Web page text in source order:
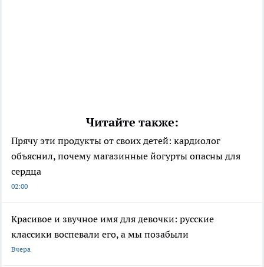
Читайте также:
Прячу эти продукты от своих детей: кардиолог
объяснил, почему магазинные йогурты опасны для
сердца
02:00
Красивое и звучное имя для девочки: русские
классики воспевали его, а мы позабыли
Вчера